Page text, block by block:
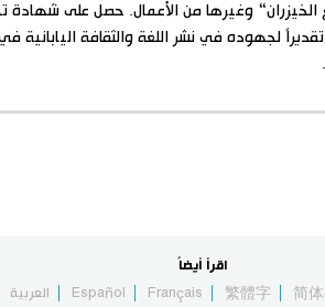
الخيزران“ وغيرها من الأعمال. حصل على شهادة
تقديراً لجهوده في نشر اللغة والثقافة اليابانية
اقرأ أيضاً
简
繁體字
Français
Español العربية